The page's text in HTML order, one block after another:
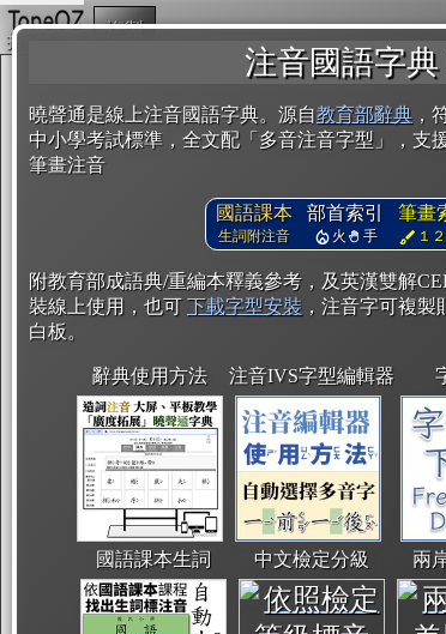
注音國語字
曉聲通是線上注音國語字典。源自教育部辭典 ，
中小學考試標準，全文配「多音注音字型」，支
筆畫注音
國語課本
生詞附注音
部首索引
火 手
筆畫
１
附教育部成語典/重編本釋義參考，及英漢雙解
裝線上使用，也可 下載字型安裝 ，注音字可複製
白板。
辭典使用方法 注音IVS字型編輯器
國語課本生詞 中文檢定分級 兩
複製